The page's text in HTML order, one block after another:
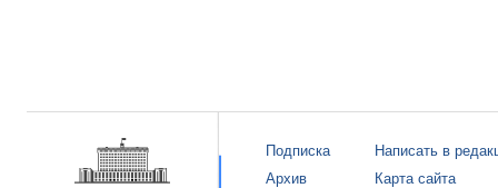
Подписка
Архив
Написать в
Карта сайта